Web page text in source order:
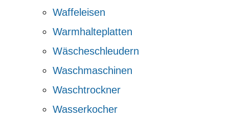
Waffeleisen
Warmhalteplatten
Wäscheschleudern
Waschmaschinen
Waschtrockner
Wasserkocher